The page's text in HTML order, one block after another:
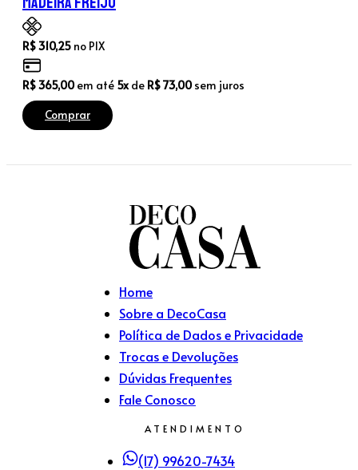
R$310,25 no PIX
R$365,00em até 5x de R$73,00sem juros
Comprar
Home
Sobre a DecoCasa
Política de Dados e Privacidade
Trocas e Devoluções
Dúvidas Frequentes
Fale Conosco
ATENDIMENTO
(17) 99620-7434